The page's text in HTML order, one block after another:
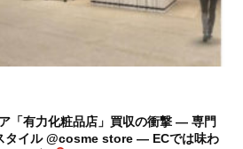
「有力化粧品店」買収の衝撃 ― 専門
タイル @cosme store ― ECでは味わ